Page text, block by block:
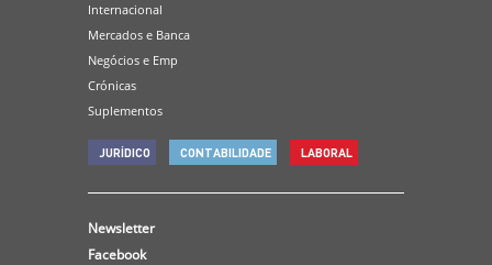
Internacional
Mercados e Banca
Negócios e Emp
Crónicas
Suplementos
JURÍDICO CONTABILIDADE LABORAL
Newsletter
Facebook